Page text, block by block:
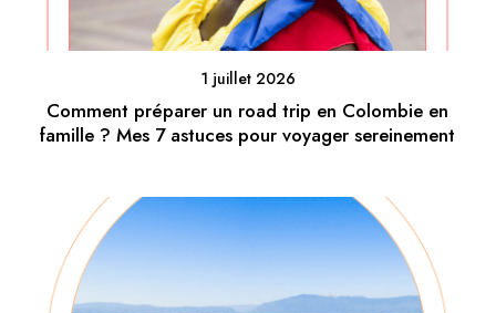
1 juillet 2026
Comment préparer un road trip en Colombie en
famille ? Mes 7 astuces pour voyager sereinement